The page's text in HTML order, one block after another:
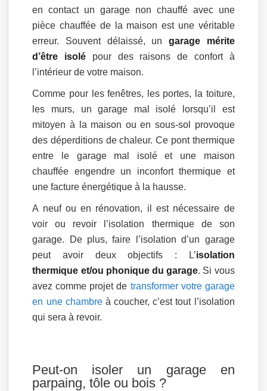
en contact un garage non chauffé avec une
pièce chauffée de la maison est une véritable
erreur. Souvent délaissé, un garage mérite
d’être isolé pour des raisons de confort à
l’intérieur de votre maison.
Comme pour les fenêtres, les portes, la toiture,
les murs, un garage mal isolé lorsqu’il est
mitoyen à la maison ou en sous-sol provoque
des déperditions de chaleur. Ce pont thermique
entre le garage mal isolé et une maison
chauffée engendre un inconfort thermique et
une facture énergétique à la hausse.
A neuf ou en rénovation, il est nécessaire de
voir ou revoir l’isolation thermique de son
garage. De plus, faire l’isolation d’un garage
peut avoir deux objectifs : L’isolation
thermique et/ou phonique du garage. Si vous
avez comme projet de transformer votre garage
en une chambreà coucher, c’est tout l’isolation
qui sera à revoir.
Peut-on isoler un garage en
parpaing, tôle ou bois ?